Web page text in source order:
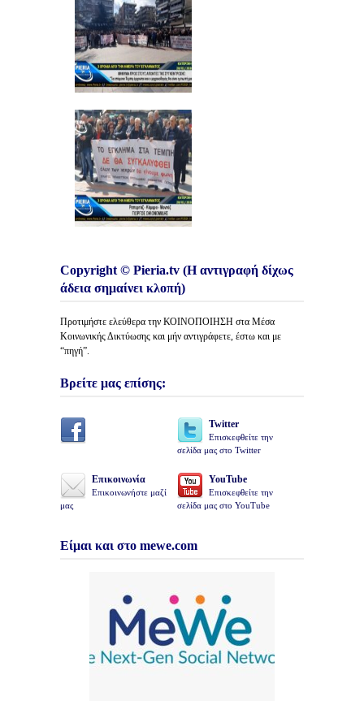
Copyright © Pieria.tv (Η αντιγραφή δίχως
άδεια σημαίνει κλοπή)
Προτιμήστε ελεύθερα την ΚΟΙΝΟΠΟΙΗΣΗ στα Μέσα
Κοινωνικής Δικτύωσης και μήν αντιγράφετε, έστω και με
“πηγή”.
Βρείτε μας επίσης:
Twitter
Επισκεφθείτε την
σελίδα μας στο Twitter
Επικοινωνία
Επικοινωνήστε μαζί
μας
YouTube
Επισκεφθείτε την
σελίδα μας στο YouTube
Είμαι και στο mewe.com